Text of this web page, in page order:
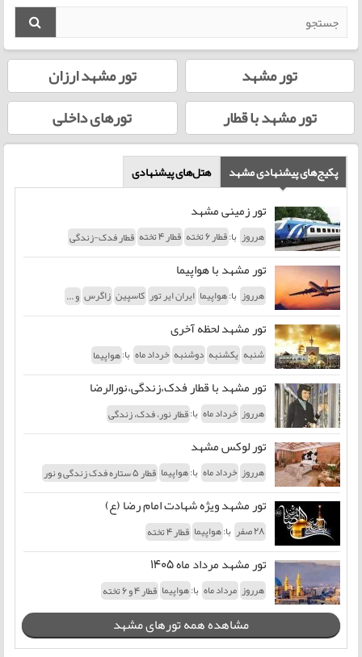
تور مشهد
تور مشهد ارزان
تور مشهد با قطار
تورهای داخلی
پکیج‌های پیشنهادی مشهد هتل‌های پیشنهادی
تور زمینی مشهد
هرروز با:قطار 6 تخته قطار 4 تخته قطار فدک-زندگی
تور مشهد با هواپیما
هرروز با:هواپیما ایران ایر تور کاسپین زاگرس و ...
تور مشهد لحظه آخری
شنبه یکشنبه دوشنبه خرداد ماه با:هواپیما
تور مشهد با قطار فدک،زندگی،نورالرضا
هرروز خرداد ماه با:قطار نور، فدک، زندگی
تور لوکس مشهد
هرروز خرداد ماه با:هواپیما قطار 5 ستاره فدک زندگی و نور
تور مشهد ویژه شهادت امام رضا (ع)
28 صفر با:هواپیما قطار 4 تخته
تور مشهد مرداد ماه 1405
هرروز مرداد ماه با:هواپیما قطار 4 و 6 تخته
مشاهده همه تورهای مشهد